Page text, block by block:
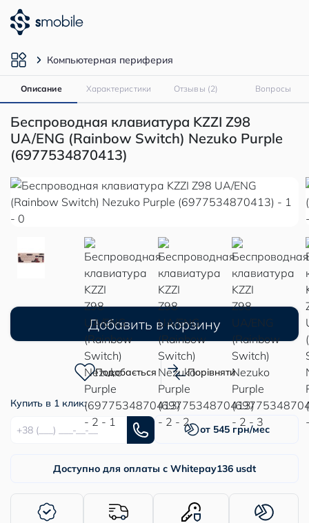
Компьютерная периферия
Описание Характеристики Отзывы (2) Вопросы
Беспроводная клавиатура KZZI Z98
UA/ENG (Rainbow Switch) Nezuko Purple
(6977534870413)
Добавить в корзину
Подобається Порівняти
Купить в 1 клик:
от 545 грн/мес
Доступно для оплаты с Whitepay136 usdt